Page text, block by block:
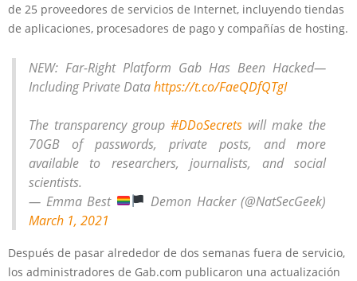
de 25 proveedores de servicios de Internet, incluyendo tiendas
de aplicaciones, procesadores de pago y compañías de hosting.
NEW: Far-Right Platform Gab Has Been Hacked—
Including Private Datahttps://t.co/FaeQDfQTgI
The transparency group#DDoSecrets will make the
70GB of passwords, private posts, and more
available to researchers, journalists, and social
scientists.
— Emma Best
Demon Hacker (@NatSecGeek)
March 1, 2021
Después de pasar alrededor de dos semanas fuera de servicio,
los administradores de Gab.com publicaron una actualización